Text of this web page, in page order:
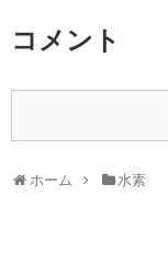
コメント
ホーム 水素